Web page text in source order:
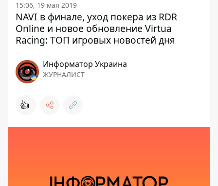
15:06, 19 мая 2019
NAVI в финале, уход покера из RDR
Online и новое обновление Virtua
Racing: ТОП игровых новостей дня
Информатор Украина
ЖУРНАЛИСТ
👍